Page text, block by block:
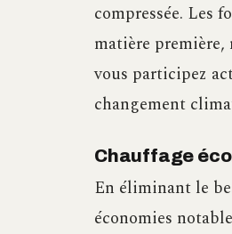
compressée. Les
matière
vous participez
changement
Chauffage
En éliminant le
économies